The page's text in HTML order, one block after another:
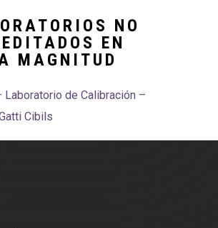
NO
EN
MAGNITUD
Laboratorio de Calibración –
Cibils